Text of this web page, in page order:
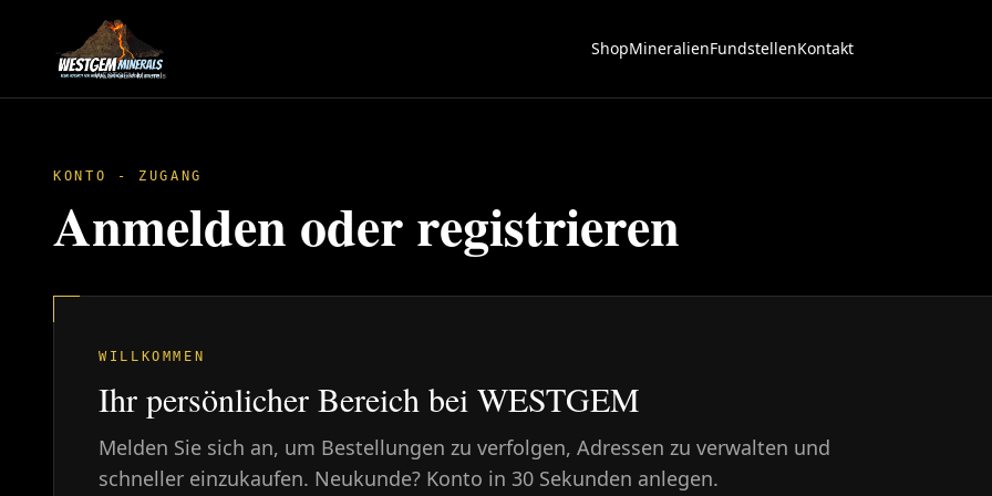
ShopMineralienFundstellenKontakt
KONTO - ZUGANG
Anmelden oder registrieren
WILLKOMMEN
Ihr persönlicher Bereich bei WESTGEM
Melden Sie sich an, um Bestellungen zu verfolgen, Adressen zu verwalten und
schneller einzukaufen. Neukunde? Konto in 30 Sekunden anlegen.